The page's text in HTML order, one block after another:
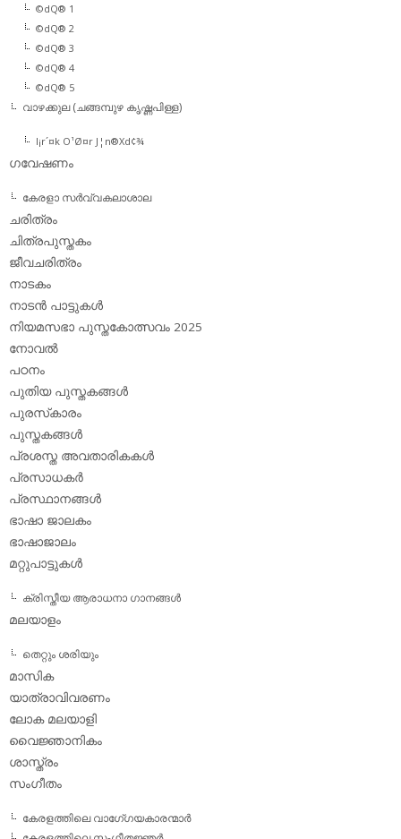
©dQ® 1
©dQ® 2
©dQ® 3
©dQ® 4
©dQ® 5
വാഴക്കുല (ചങ്ങമ്പുഴ കൃഷ്ണപിള്ള)
l¡r´¤k O¹Ø¤r J¦n®Xd¢¾
ഗവേഷണം
കേരളാ സര്‍വ്വകലാശാല
ചരിത്രം
ചിത്രപുസ്തകം
ജീവചരിത്രം
നാടകം
നാടന്‍ പാട്ടുകള്‍
നിയമസഭാ പുസ്തകോത്സവം 2025
നോവല്‍
പഠനം
പുതിയ പുസ്തകങ്ങള്‍
പുരസ്‌കാരം
പുസ്തകങ്ങള്‍
പ്രശസ്ത അവതാരികകള്‍
പ്രസാധകര്‍
പ്രസ്ഥാനങ്ങള്‍
ഭാഷാ ജാലകം
ഭാഷാജാലം
മറ്റുപാട്ടുകള്‍
ക്രിസ്തീയ ആരാധനാ ഗാനങ്ങള്‍
മലയാളം
തെറ്റും ശരിയും
മാസിക
യാത്രാവിവരണം
ലോക മലയാളി
വൈജ്ഞാനികം
ശാസ്ത്രം
സംഗീതം
കേരളത്തിലെ വാഗേ്ഗയകാരന്മാര്‍